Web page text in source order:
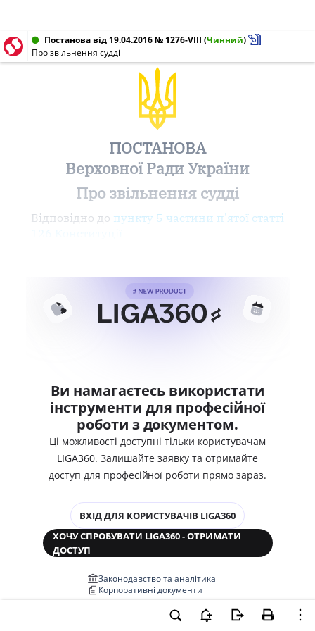
Постанова від 19.04.2016 № 1276-VIII (Чинний)
Про звільнення судді
ПОСТАНОВА
Верховної Ради України
Про звільнення судді
Відповідно до пункту 5 частини п'ятої статті
Ви намагаєтесь використати
інструменти для професійної
роботи з документом.
Ці можливості доступні тільки користувачам
LIGA360. Залишайте заявку та отримайте
доступ для професійної роботи прямо зараз.
ВХІД ДЛЯ КОРИСТУВАЧІВ LIGA360
ХОЧУ СПРОБУВАТИ LIGA360 - ОТРИМАТИ
ДОСТУП
Законодавство та аналітика
Корпоративні документи
Медіааналіз та репутація